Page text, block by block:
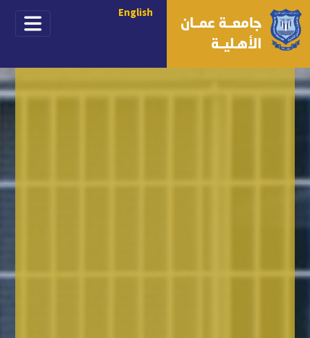
جامعــة عمــان
الأهـليــة
English